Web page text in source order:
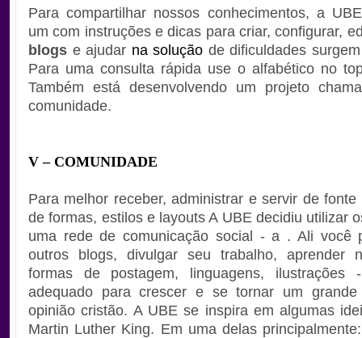
Para compartilhar nossos conhecimentos, a
um com instruções e dicas para criar, configurar,
blogs e ajudar na solução de dificuldades
Para uma consulta rápida use o alfabético no
Também está desenvolvendo um projeto
comunidade.
V – COMUNIDADE
Para melhor receber, administrar e servir de fonte
de formas, estilos e layouts A UBE decidiu utilizar
uma rede de comunicação social - a . Ali você
outros blogs, divulgar seu trabalho, aprender
formas de postagem, linguagens, ilustrações
adequado para crescer e se tornar um grande
opinião cristão. A UBE se inspira em algumas
Martin Luther King. Em uma delas